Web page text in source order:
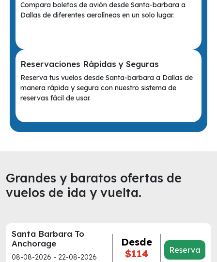
Compara boletos de avión desde Santa-barbara a
Dallas de diferentes aerolíneas en un solo lugar.
Reservaciones Rápidas y Seguras
Reserva tus vuelos desde Santa-barbara a Dallas de
manera rápida y segura con nuestro sistema de
reservas fácil de usar.
Grandes y baratos ofertas de
vuelos de ida y vuelta.
Santa Barbara To
Anchorage
08-08-2026 - 22-08-2026
Desde
$114
Reserva